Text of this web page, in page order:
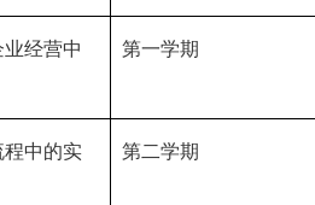
经营中
第一学期
程中的实
第二学期